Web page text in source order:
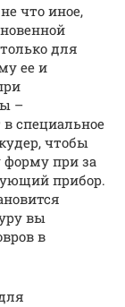
что иное,
для
ее и
–
специальное
чтобы
при за
прибор.
вы
в